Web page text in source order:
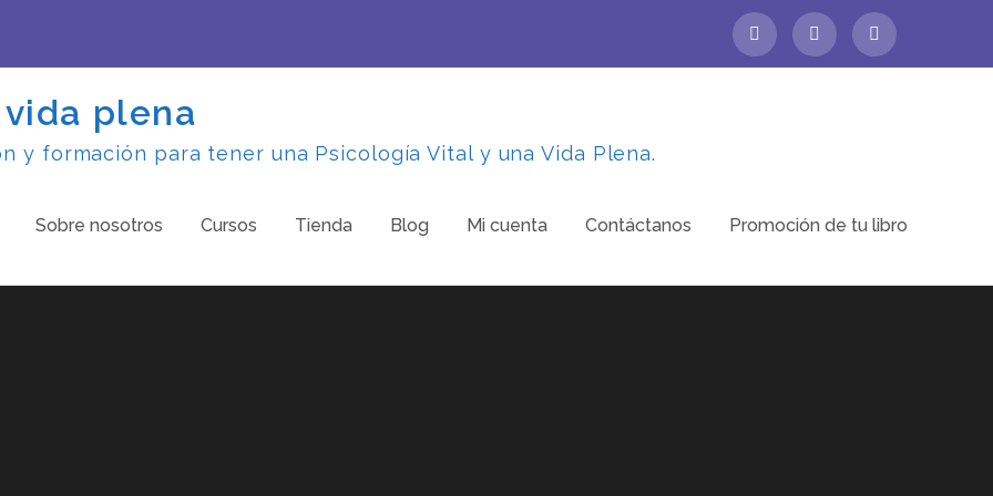
plena
y formación para tener una Psicología Vital y una Vida Plena.
Sobre nosotros Cursos Tienda Blog Mi cuenta Contáctanos Promoción de tu libro